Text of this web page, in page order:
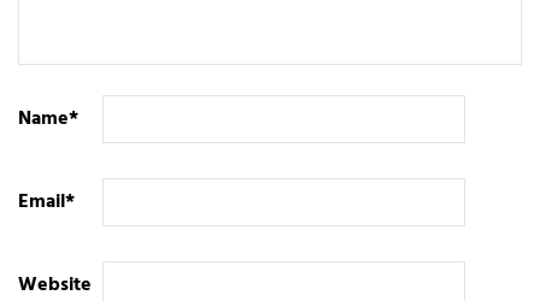
Name*
Email*
Website